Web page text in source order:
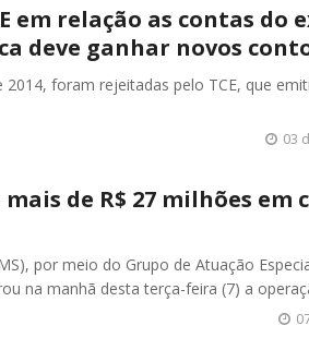
em relação as contas do
deve ganhar novos
foram rejeitadas pelo TCE, que
03
de R$ 27 milhões em
por meio do Grupo de Atuação
na manhã desta terça-feira (7) a